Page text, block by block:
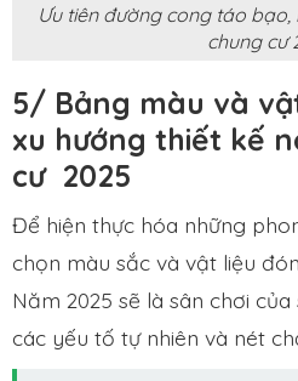
Ưu tiên đường cong táo
chung cư
5/ Bảng màu và
xu hướng thiết kế
cư 2025
Để hiện thực hóa những
chọn màu sắc và vật liệu
Năm 2025 sẽ là sân chơi
các yếu tố tự nhiên và nét